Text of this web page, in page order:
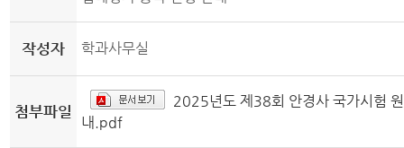
작성자 학과사무실
첨부파일
2025년도 제38회 안경사 국가시험
내.pdf